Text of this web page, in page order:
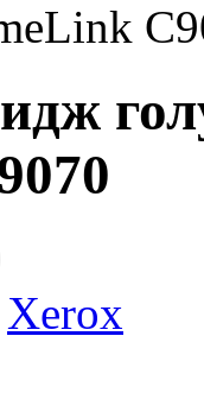
Xerox